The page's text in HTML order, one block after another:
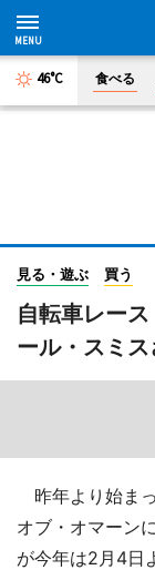
46°C 食べる
見る・遊ぶ 買う
自転車レー
ール・スミ
昨年より始ま
オブ・オマーン
が今年は2月4日